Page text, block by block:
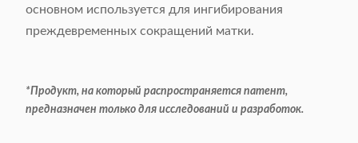
основном используется для ингибирования
преждевременных сокращений матки.
*Продукт, на который распространяется патент,
предназначен только для исследований и разработок.